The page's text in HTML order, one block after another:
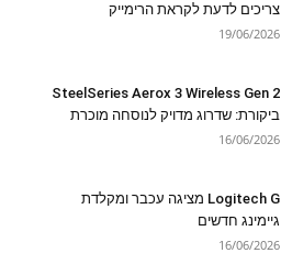
צריכים לדעת לקראת הרימייק
19/06/2026
SteelSeries Aerox 3 Wireless Gen 2
ביקורת: שדרוג מדויק לנוסחה מוכרת
16/06/2026
Logitech G מציגה עכבר ומקלדת
גיימינג חדשים
16/06/2026